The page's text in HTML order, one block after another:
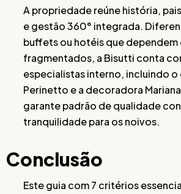
A propriedade reúne história,
e gestão 360° integrada.
buffets ou hotéis que
fragmentados, a Bisutti conta
especialistas interno, incluindo o
Perinetto e a decoradora
garante padrão de qualidade
tranquilidade para os noivos.
Conclusão
Este guia com 7 critérios